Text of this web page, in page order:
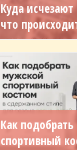
Куда
что
Как
спортивный